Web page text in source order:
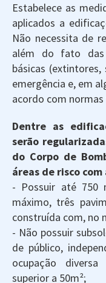
Estabelece as
aplicados a
Não necessita de
além do fato das
básicas
emergência e, em
acordo com normas
Dentre as
serão
do Corpo de
áreas de risco
- Possuir até 750
máximo, três
construída com, no
- Não possuir
de público,
ocupação
superior a 50m²;